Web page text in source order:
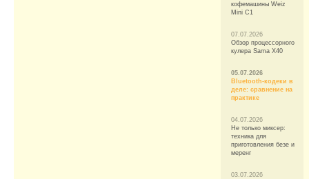
кофемашины Weiz
Mini C1
07.07.2026
Обзор процессорного
кулера Sama X40
05.07.2026
Bluetooth-кодеки в
деле: сравнение на
практике
04.07.2026
Не только миксер:
техника для
приготовления безе и
меренг
03.07.2026